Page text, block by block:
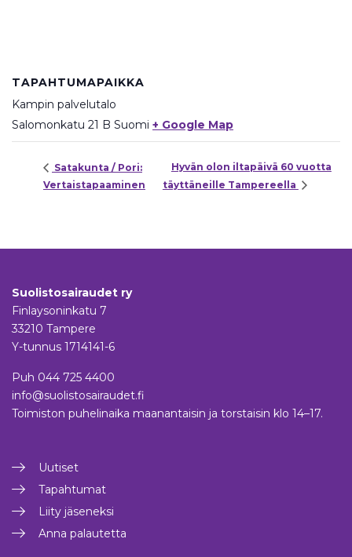
TAPAHTUMAPAIKKA
Kampin palvelutalo
Salomonkatu 21 B Suomi + Google Map
Satakunta / Pori:
Vertaistapaaminen
Hyvän olon iltapäivä 60 vuotta
täyttäneille Tampereella
Suolistosairaudet ry
Finlaysoninkatu 7
33210 Tampere
Y-tunnus 1714141-6
Puh 044 725 4400
info@suolistosairaudet.fi
Toimiston puhelinaika maanantaisin ja torstaisin klo 14–17.
Uutiset
Tapahtumat
Liity jäseneksi
Anna palautetta